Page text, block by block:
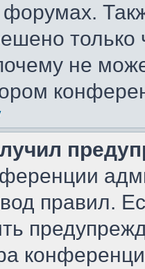
не
правил.